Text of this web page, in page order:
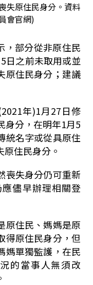
失原住民身分。資料
會官網)
，部分從非原住民
日之前未取用或並
原住民身分；建議
年)1月27日修
身分，在明年1月5
統名字或從具原住
住民身分。
喪失身分仍可重新
儘早辦理相關登
原住民、媽媽是原
得原住民身分，但
媽單獨監護，在民
的當事人無須改